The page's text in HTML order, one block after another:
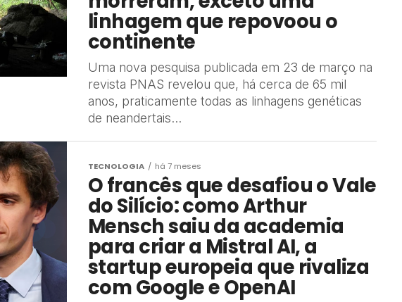
linhagem que repovoou o
continente
Uma nova pesquisa publicada em 23 de março na
revista PNAS revelou que, há cerca de 65 mil
anos, praticamente todas as linhagens genéticas
de neandertais...
TECNOLOGIA há 7 meses
O francês que desafiou o Vale
do Silício: como Arthur
Mensch saiu da academia
para criar a Mistral AI, a
startup europeia que rivaliza
com Google e OpenAI